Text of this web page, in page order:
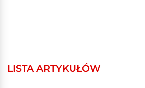
LISTA ARTYKUŁÓW